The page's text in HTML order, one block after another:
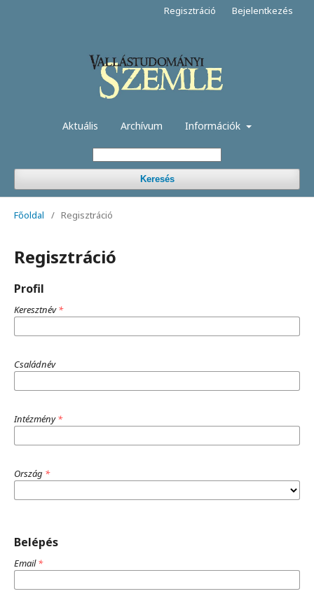
Aktuális Archívum Információk
Keresés
Regisztráció Bejelentkezés
Főoldal / Regisztráció
Regisztráció
Profil
Keresztnév*
Családnév
Intézmény*
Ország *
Belépés
Email*